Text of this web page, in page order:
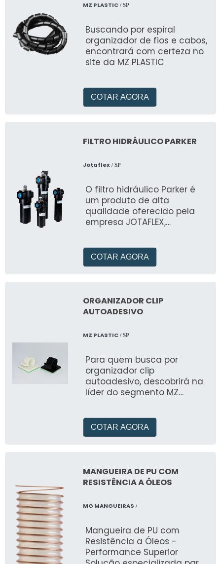
MZ PLASTIC/ SP
Buscando por espiral
organizador de fios e cabos,
encontrará com certeza no
site da MZ PLASTIC
COTAR AGORA
FILTRO HIDRÁULICO PARKER
Jotaflex/ SP
O filtro hidráulico Parker é
um produto de alta
qualidade oferecido pela
empresa JOTAFLEX,
pneumática desde 1989
COTAR AGORA
ORGANIZADOR CLIP
AUTOADESIVO
MZ PLASTIC/ SP
Para quem busca por
organizador clip
autoadesivo, descobrirá na
líder do segmento MZ
COTAR AGORA
MANGUEIRA DE PU COM
RESISTÊNCIA A ÓLEOS
MG MANGUEIRAS /
Mangueira de PU com
Resistência a Óleos -
Performance Superior